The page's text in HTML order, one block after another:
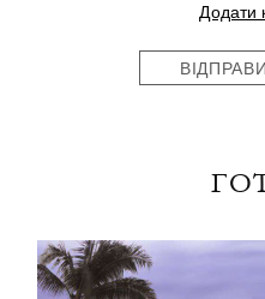
Додати